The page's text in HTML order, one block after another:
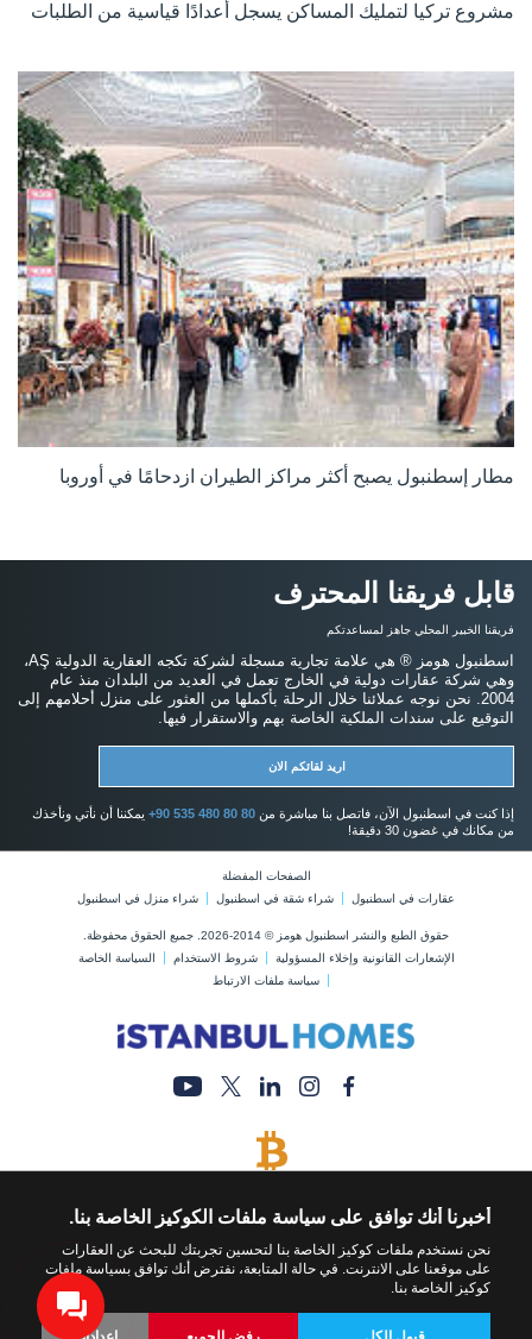
مشروع تركيا لتمليك المساكن يسجل أعدادًا قياسية من الطلبات
مطار إسطنبول يصبح أكثر مراكز الطيران ازدحامًا في أوروبا
قابل فريقنا المحترف
فريقنا الخبير المحلي جاهز لمساعدتكم
اسطنبول هومز ® هي علامة تجارية مسجلة لشركة تكجه العقارية الدولية AŞ،
وهي شركة عقارات دولية في الخارج تعمل في العديد من البلدان منذ عام
2004. نحن نوجه عملائنا خلال الرحلة بأكملها من العثور على منزل أحلامهم إلى
التوقيع على سندات الملكية الخاصة بهم والاستقرار فيها.
اريد لقائكم الان
إذا كنت في اسطنبول الآن، فاتصل بنا مباشرة من +90 535 480 80 80 يمكننا أن نأتي ونأخذك
من مكانك في غضون 30 دقيقة!
الصفحات المفضلة
عقارات في اسطنبول
شراء شقة في اسطنبول شراء منزل في اسطنبول
حقوق الطبع والنشر اسطنبول هومز © 2014-2026. جميع الحقوق محفوظة.
الإشعارات القانونية وإخلاء المسؤولية
شروط الاستخدام
السياسة الخاصة
سياسة ملفات الارتباط
قم بشراء أي عقار عن طريق الدفع بالبيتكوين
أخبرنا أنك توافق على سياسة ملفات الكوكيز الخاصة بنا.
نحن نستخدم ملفات كوكيز الخاصة بنا لتحسين تجربتك للبحث عن العقارات
على موقعنا على الانترنت. في حالة المتابعة، نفترض أنك توافق بسياسة ملفات
كوكيز الخاصة بنا.